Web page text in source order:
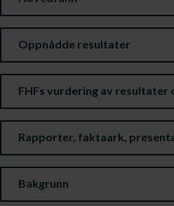
Oppnådde resultater
FHFs vurdering av
Rapporter, faktaark,
Bakgrunn